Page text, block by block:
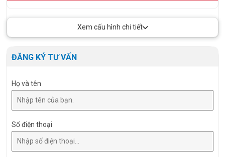
Xem cấu hình chi tiết
ĐĂNG KÝ TƯ VẤN
Họ và tên
Số điện thoại